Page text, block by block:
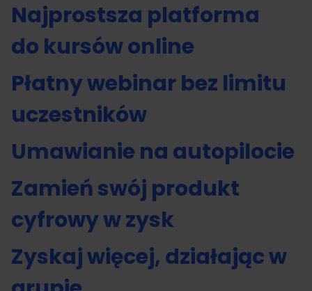
Najprostsza platforma
do kursów online
Płatny webinar bez limitu
uczestników
Umawianie na autopilocie
Zamień swój produkt
cyfrowy w zysk
Zyskaj więcej, działając w